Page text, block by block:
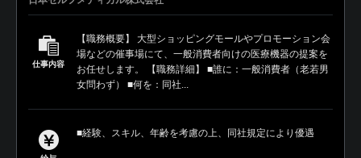
仕事内容
【職務概要】 大型ショッピングモールやプロモーション会
場などの催事場にて、一般消費者向けの医療機器の提案を
お任せします。 【職務詳細】 ■誰に：一般消費者（老若男
女問わず） ■何を：同社...
■経験、スキル、年齢を考慮の上、同社規定により優遇